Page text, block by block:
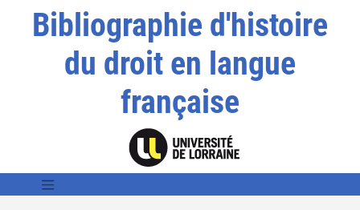
Bibliographie d'histoire
du droit en langue
française